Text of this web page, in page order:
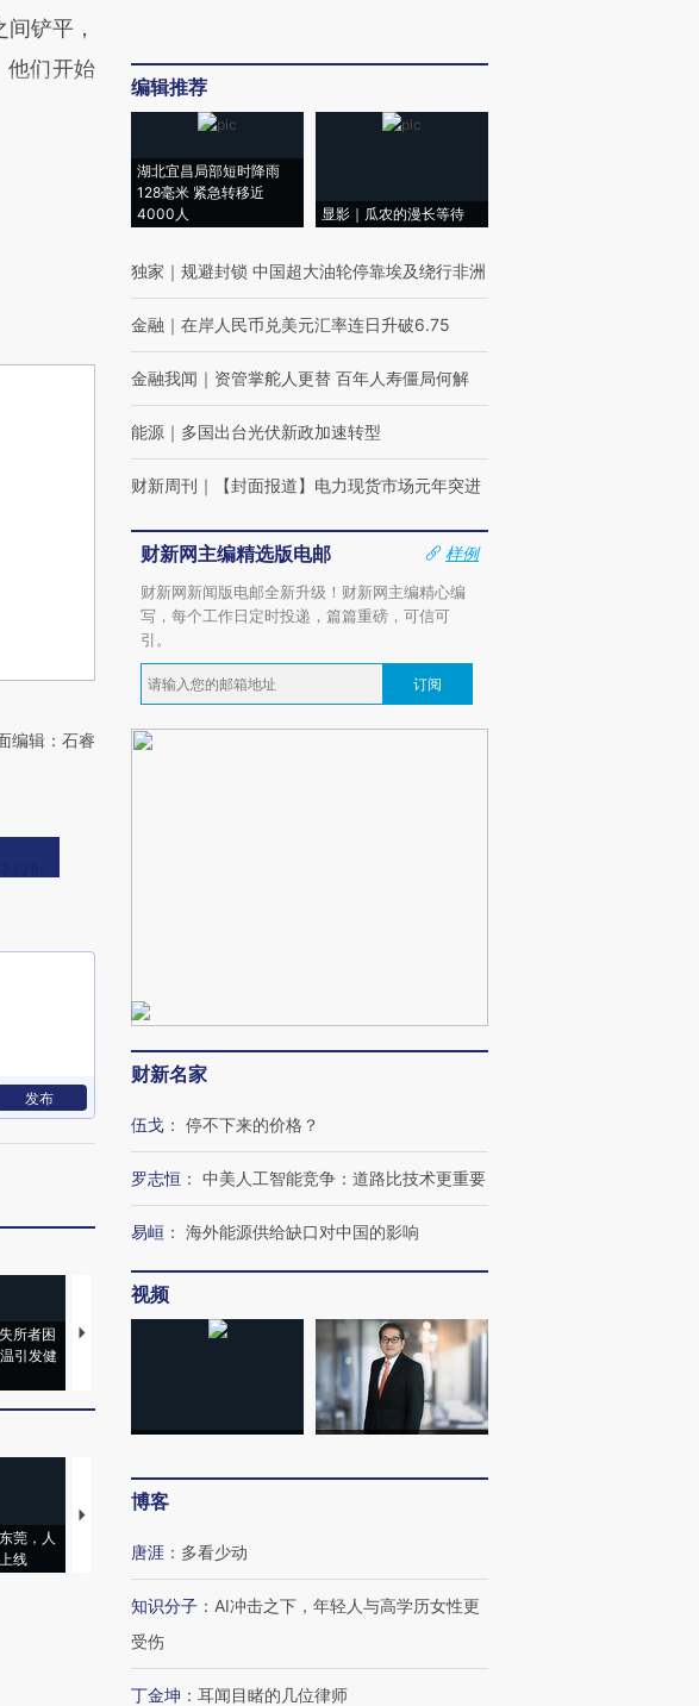
铲平，
他们开始
编辑：石睿
发布
所者困
引发健
视线｜HYROX的吸金
马航飞行员跨国走私7万
粒摇头丸 尿检体内含3种
视线｜被称为“蟑螂”的印
度Z世代 用街头抗争将教
莞，人
线
【推广】走进第四届链博
编辑推荐
湖北宜昌局部短时降雨
128毫米 紧急转移近
4000人
显影｜瓜农的漫长等待
独家 ｜ 规避封锁 中国超大油轮停靠埃及绕行非洲
金融 ｜ 在岸人民币兑美元汇率连日升破6.75
金融我闻 ｜ 资管掌舵人更替 百年人寿僵局何解
能源 ｜ 多国出台光伏新政加速转型
财新周刊 ｜ 【封面报道】电力现货市场元年突进
财新网主编精选版电邮
样例
财新网新闻版电邮全新升级！财新网主编精心编
写，每个工作日定时投递，篇篇重磅，可信可
引。
订阅
财新名家
伍戈 ： 停不下来的价格？
罗志恒 ： 中美人工智能竞争：道路比技术更重要
易峘 ： 海外能源供给缺口对中国的影响
视频
博客
唐涯 ： 多看少动
知识分子 ： AI冲击之下，年轻人与高学历女性更
受伤
丁金坤 ： 耳闻目睹的几位律师